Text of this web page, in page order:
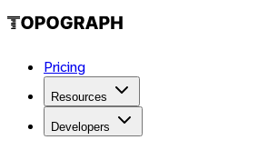
Pricing
Resources
Developers